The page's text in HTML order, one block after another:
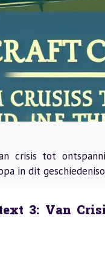
crisis tot
in dit
3: Van